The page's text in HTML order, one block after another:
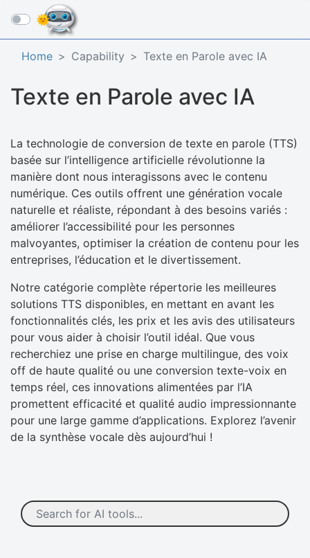
☰
Home Capability Texte en Parole avec IA
Texte en Parole avec IA
La technologie de conversion de texte en parole (TTS)
basée sur l’intelligence artificielle révolutionne la
manière dont nous interagissons avec le contenu
numérique. Ces outils offrent une génération vocale
naturelle et réaliste, répondant à des besoins variés :
améliorer l’accessibilité pour les personnes
malvoyantes, optimiser la création de contenu pour les
entreprises, l’éducation et le divertissement.
Notre catégorie complète répertorie les meilleures
solutions TTS disponibles, en mettant en avant les
fonctionnalités clés, les prix et les avis des utilisateurs
pour vous aider à choisir l’outil idéal. Que vous
recherchiez une prise en charge multilingue, des voix
off de haute qualité ou une conversion texte-voix en
temps réel, ces innovations alimentées par l’IA
promettent efficacité et qualité audio impressionnante
pour une large gamme d’applications. Explorez l’avenir
de la synthèse vocale dès aujourd’hui !